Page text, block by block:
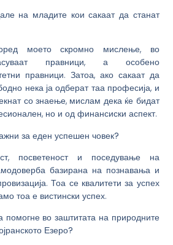
на младите кои сакаат да станат
моето скромно мислење, во
правници, а особено
правници. Затоа, ако сакаат да
нека ја одберат таа професија, и
со знаење, мислам дека ќе бидат
но и од финансиски аспект.
за еден успешен човек?
посветеност и поседување на
базирана на познавања и
Тоа се квалитети за успех
тоа е вистински успех.
помогне во заштитата на природните
Езеро?